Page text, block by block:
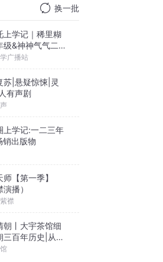
换一批
上学记｜稀里糊
级&神神气气二年
广播站
苏|悬疑惊悚|灵
有声剧
上学记:一二三年
销出版物
【第一季】
演播）
襟
朝丨大宇茶馆细
三百年历史|从努
到末代皇帝溥仪|